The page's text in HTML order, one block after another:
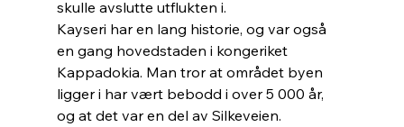
skulle avslutte utflukten i.
Kayseri har en lang historie, og var også
en gang hovedstaden i kongeriket
Kappadokia. Man tror at området byen
ligger i har vært bebodd i over 5 000 år,
og at det var en del av Silkeveien.